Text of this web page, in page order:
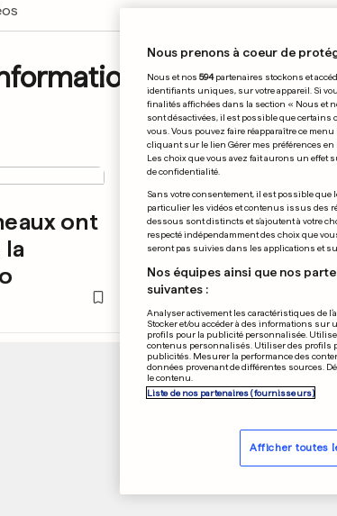
du
ont
ETATS-UNIS
Un zèbre en
délirer les
américains
0 18
PUBLICITÉ
Nous prenons à coeur de
Nous et nos 594partenaires stockons et
identifiants uniques, sur votre appareil. Si
finalités affichées dans la section « Nous et
sont désactivées, il est possible que
vous. Vous pouvez faire réapparaître ce
cliquant sur le lien Gérer mes préférences en
Les choix que vous avez fait aurons un effet
de confidentialité.
Sans votre consentement, il est possible
particulier les vidéos et contenus issus des
dessous sont distincts et s'ajoutent à votre
respecté indépendamment des choix que
seront pas suivies dans les applications et
Nos équipes ainsi que nos
suivantes :
Analyser activement les caractéristiques de
Stocker et/ou accéder à des informations
profils pour la publicité personnalisée.
contenus personnalisés. Utiliser des profils
publicités. Mesurer la performance des
données provenant de différentes sources.
le contenu.
Liste de nos partenaires (fournisseurs)
Afficher toutes